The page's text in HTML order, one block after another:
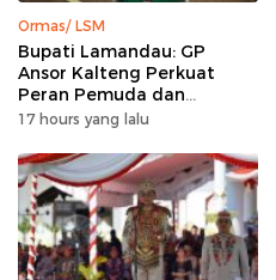
Ormas/ LSM
Bupati Lamandau: GP
Ansor Kalteng Perkuat
Peran Pemuda dan
Penanganan Karhutla
17 hours yang lalu